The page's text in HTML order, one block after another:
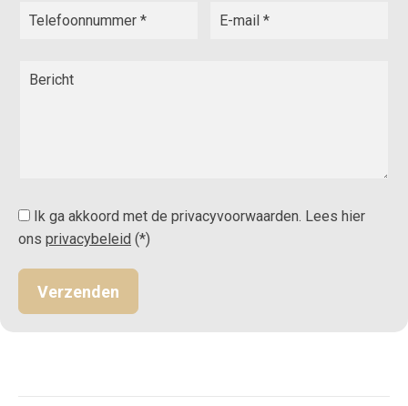
Ik ga akkoord met de privacyvoorwaarden. Lees hier
ons privacybeleid (*)